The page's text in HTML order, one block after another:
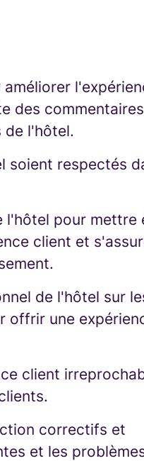
des
de l'hôtel.
soient respectés
l'hôtel pour mettre
client et
de l'hôtel sur
offrir une
client
correctifs et
et les